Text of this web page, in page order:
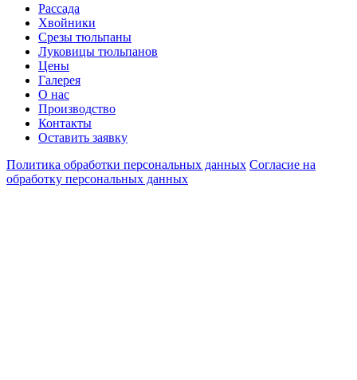
Рассада
Хвойники
Срезы тюльпаны
Луковицы тюльпанов
Цены
Галерея
О нас
Производство
Контакты
Оставить заявку
Политика обработки персональных данных Согласие на
обработку персональных данных